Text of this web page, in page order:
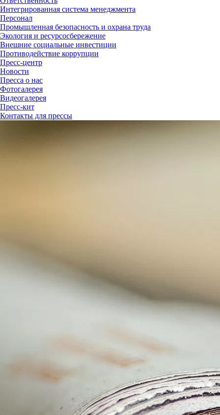
Интегрированная система менеджмента
Персонал
Промышленная безопасность и охрана труда
Экология и ресурсосбережение
Внешние социальные инвестиции
Противодействие коррупции
Пресс-центр
Новости
Пресса о нас
Фотогалерея
Видеогалерея
Пресс-кит
Контакты для прессы